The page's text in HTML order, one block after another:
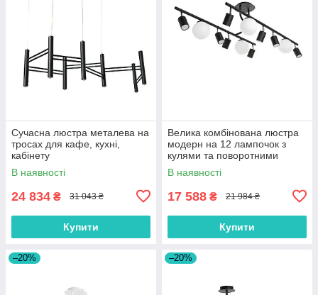
Сучасна люстра металева на
тросах для кафе, кухні,
кабінету
В наявності
24 834 ₴ 31 043 ₴
Купити
Велика комбінована люстра
модерн на 12 лампочок з
кулями та поворотними
тубусами
В наявності
17 588 ₴ 21 984 ₴
Купити
–20% –20%